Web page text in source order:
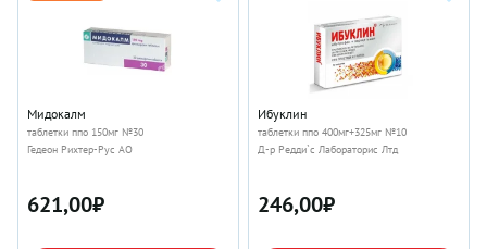
Мидокалм
таблетки ппо 150мг №30
Гедеон Рихтер-Рус АО
621,00₽
Ибуклин
таблетки ппо 400мг+325мг №10
Д-р Редди`с Лабораторис Лтд
246,00₽